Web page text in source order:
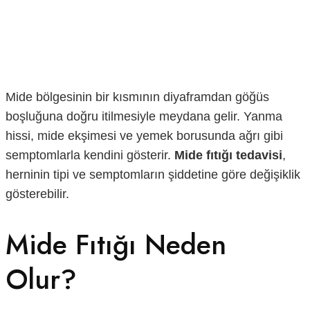
Mide bölgesinin bir kısmının diyaframdan göğüs
boşluğuna doğru itilmesiyle meydana gelir. Yanma
hissi, mide ekşimesi ve yemek borusunda ağrı gibi
semptomlarla kendini gösterir. Mide fıtığı tedavisi,
herninin tipi ve semptomların şiddetine göre değişiklik
gösterebilir.
Mide Fıtığı Neden
Olur?